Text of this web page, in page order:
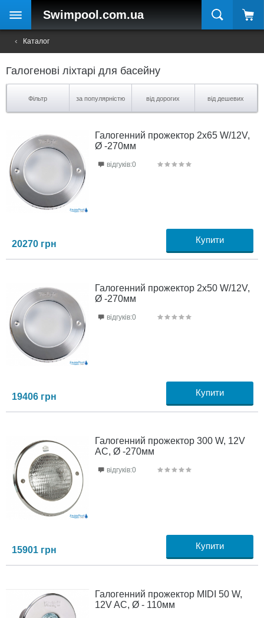
Swimpool .com.ua
Каталог
Галогенові ліхтарі для басейну
Фільтр за популярністю від дорогих від дешевих
Галогенний прожектор 2х65 W/12V,
Ø -270мм
20270 грн Купити
відгуків:0
Галогенний прожектор 2х50 W/12V,
Ø -270мм
19406 грн Купити
відгуків:0
Галогенний прожектор 300 W, 12V
AC, Ø -270мм
15901 грн Купити
відгуків:0
Галогенний прожектор MIDI 50 W,
12V AC, Ø - 110мм